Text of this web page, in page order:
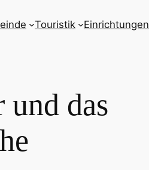
Touristik Einrichtungen
und das